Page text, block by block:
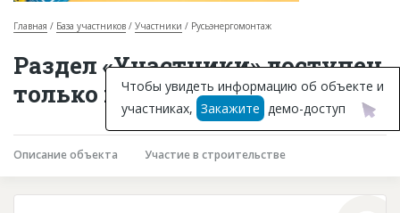
Горячие объекты
База строящихся объектов
Инвестпроекты
Глоссарий
Главная База участников Участники Русьэнергомонтаж
Раздел «Участники» доступен
только подписчикам
Описание объекта Участие в строительстве
Чтобы увидеть информацию об объекте и
участниках, Закажите демо-доступ